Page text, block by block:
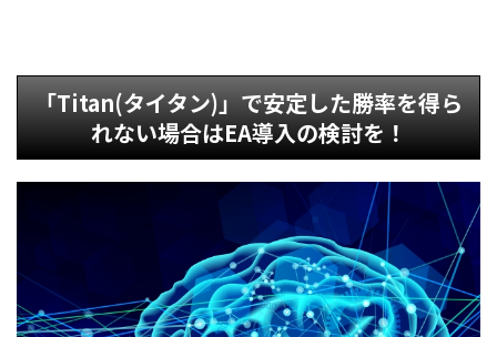
「Titan(タイタン)」で安定した勝率を得ら
れない場合はEA導入の検討を！